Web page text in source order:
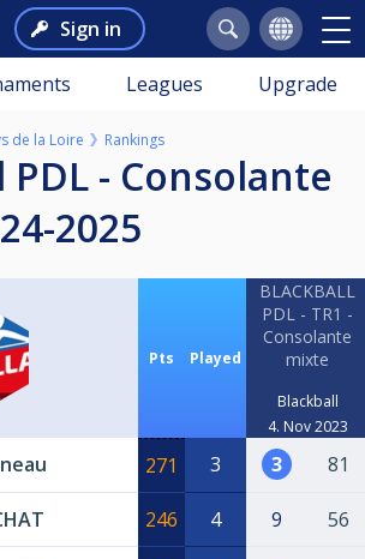
Sign in
Leagues Upgrade
de la Loire Rankings
2025
Pts Played
BLACKBALL
PDL - TR1 -
Consolante
mixte
Blackball
4. Nov 2023
271 3 3 81
246 4 9 56